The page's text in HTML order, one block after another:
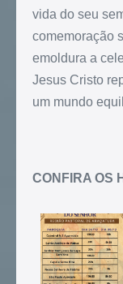
vida do seu
comemoração
emoldura a
Jesus Cristo
um mundo
CONFIRA OS